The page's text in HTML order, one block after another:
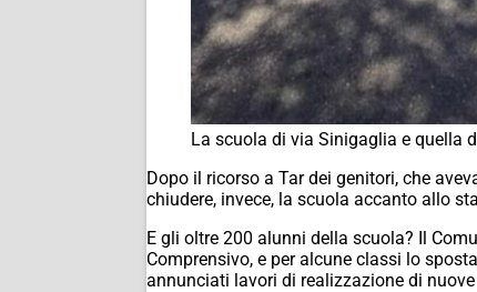
La scuola di via Sinigaglia e quella
Dopo il ricorso a Tar dei genitori, che
chiudere, invece, la scuola accanto allo
E gli oltre 200 alunni della scuola? Il
Comprensivo, e per alcune classi lo
annunciati lavori di realizzazione di